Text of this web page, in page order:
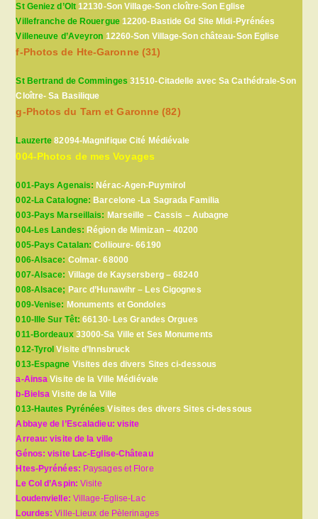
St Geniez d’Olt12130-Son Village-Son cloître-Son Eglise
Villefranche de Rouergue12200-Bastide Gd Site Midi-Pyrénées
Villeneuve d’Aveyron 12260-Son Village-Son château-Son Eglise
f-Photos de Hte-Garonne (31)
St Bertrand de Comminges 31510-Citadelle avec Sa Cathédrale-Son
Cloître- Sa Basilique
g-Photos du Tarn et Garonne (82)
Lauzerte 82094-Magnifique Cité Médiévale
004-Photos de mes Voyages
001-Pays Agenais: Nérac-Agen-Puymirol
002-La Catalogne:Barcelone -La Sagrada Familia
003-Pays Marseillais: Marseille – Cassis – Aubagne
004-Les Landes:Région de Mimizan – 40200
005-Pays Catalan:Collioure- 66190
006-Alsace: Colmar- 68000
007-Alsace: Village de Kaysersberg – 68240
008-Alsace; Parc d’Hunawihr – Les Cigognes
009-Venise: Monuments et Gondoles
010-Ille Sur Têt:66130- Les Grandes Orgues
011-Bordeaux33000-Sa Ville et Ses Monuments
012-Tyrol Visite d’Innsbruck
013-Espagne Visites des divers Sites ci-dessous
a-Ainsa Visite de la Ville Médiévale
b-Bielsa Visite de la Ville
013-Hautes Pyrénées Visites des divers Sites ci-dessous
Abbaye de l’Escaladieu: visite
Arreau: visite de la ville
Génos: visite Lac-Eglise-Château
Htes-Pyrénées: Paysages et Flore
Le Col d’Aspin:Visite
Loudenvielle: Village-Eglise-Lac
Lourdes:Ville-Lieux de Pèlerinages